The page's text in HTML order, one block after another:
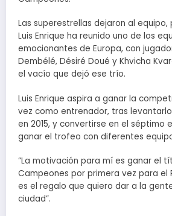
Las superestrellas dejaron al
Luis Enrique ha reunido uno de los
emocionantes de Europa, con
Dembélé, Désiré Doué y Khvicha
el vacío que dejó ese trío.
Luis Enrique aspira a ganar la
vez como entrenador, tras
en 2015, y convertirse en el séptimo
ganar el trofeo con diferentes
“La motivación para mí es ganar el
Campeones por primera vez para el
es el regalo que quiero dar a la
ciudad”.